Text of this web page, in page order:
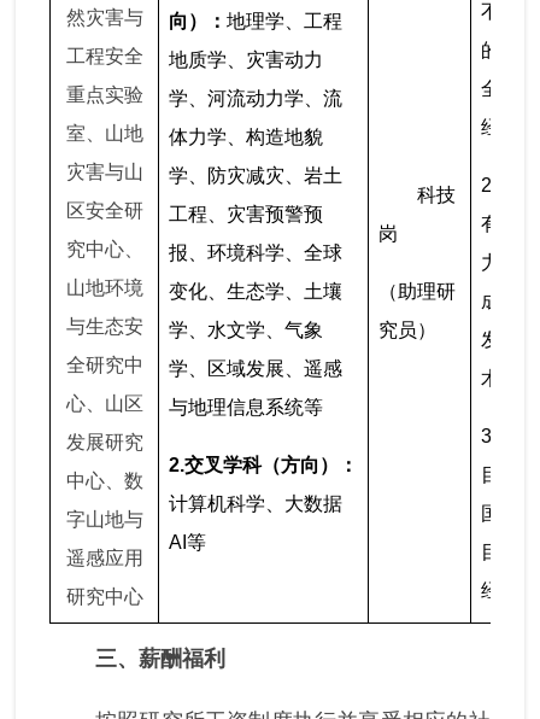
然灾害与
工程安全
重点实验
室、山地
灾害与山
区安全研
究中心、
山地环境
与生态安
全研究中
心、山区
发展研究
中心、数
字山地与
遥感应用
研究中心
向）：地理学、工程
地质学、灾害动力
学、河流动力学、流
体力学、构造地貌
学、防灾减灾、岩土
工程、灾害预警预
报、环境科学、全球
变化、生态学、土壤
学、水文学、气象
学、区域发展、遥感
与地理信息系统等
2.交叉学科（方向）：
计算机科学、大数据
AI等
科技
岗
（助理研
究员）
不少
的特
全职
经历。
2.博
有较
力和
成效
发表
术期
3.具有
目争
国家
目或
经历。
三、薪酬福利